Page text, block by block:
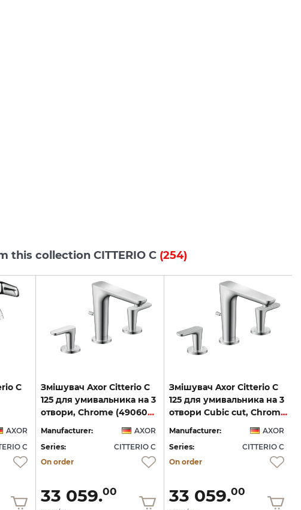
this collection CITTERIO C (254)
C
AXOR
C
Змішувач Axor Citterio C
125 для умивальника на 3
отвори, Chrome (49060000)
Manufacturer:
AXOR
Series:
CITTERIO C
On order
33 059.00
Змішувач Axor Citterio C
125 для умивальника на 3
отвори Cubic cut, Chrome (49061000)
Manufacturer:
AXOR
Series:
CITTERIO C
On order
33 059.00